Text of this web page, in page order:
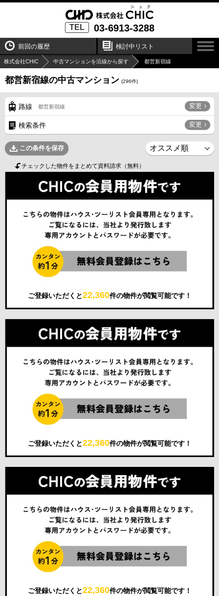
TEL 03-6913-3288
前回の履歴 検討中リスト
株式会社CHIC 中古マンションを沿線から探す 都営新宿線
都営新宿線の中古マンション (296件)
路線 都営新宿線 変更
検索条件 変更
この条件を保存
チェックした物件をまとめて資料請求（無料）
ご登録いただくと22,360件の物件が閲覧可能です！
ご登録いただくと22,360件の物件が閲覧可能です！
ご登録いただくと22,360件の物件が閲覧可能です！